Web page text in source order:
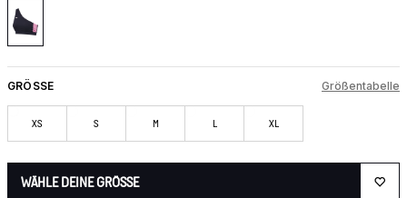
GRÖSSE Größentabelle
XS S M L XL
WÄHLE DEINE GRÖSSE